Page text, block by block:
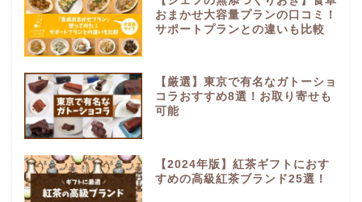
おまかせ大容量プランの口コミ！
サポートプランとの違いも比較
【厳選】東京で有名なガトーショ
コラおすすめ8選！お取り寄せも
可能
【2024年版】紅茶ギフトにおす
すめの高級紅茶ブランド25選！